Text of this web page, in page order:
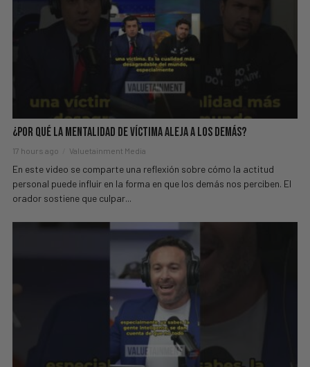
¿Por Qué La Mentalidad de Víctima Aleja a los Demás?
17 hours ago Valuetainment Media
En este video se comparte una reflexión sobre cómo la actitud
personal puede influir en la forma en que los demás nos perciben. El
orador sostiene que culpar...